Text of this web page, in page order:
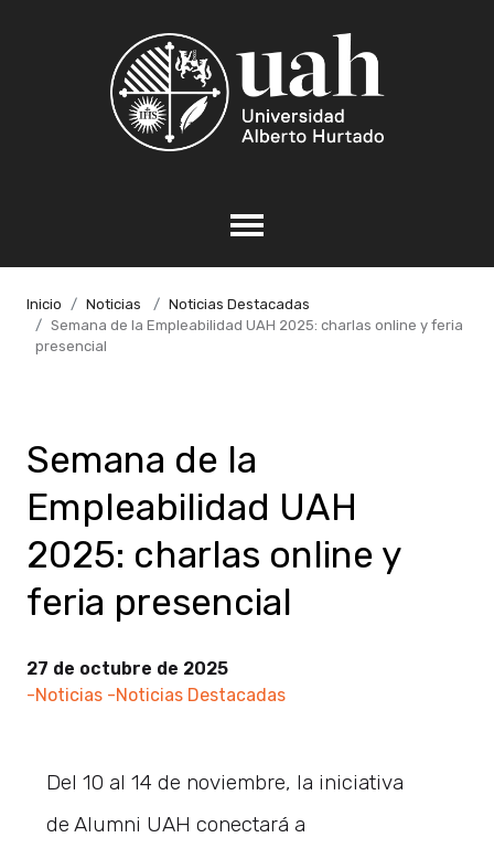
Inicio Noticias
Noticias Destacadas
Semana de la Empleabilidad UAH 2025: charlas online y feria
presencial
Semana de la
Empleabilidad UAH
2025: charlas online y
feria presencial
27 de octubre de 2025
-Noticias -Noticias Destacadas
Del 10 al 14 de noviembre, la iniciativa
de Alumni UAH conectará a